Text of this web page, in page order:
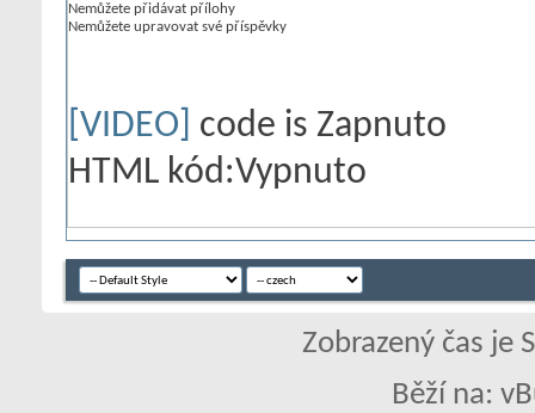
Nemůžete přidávat přílohy
Nemůžete upravovat své příspěvky
[VIDEO] code is Zapnuto
HTML kód:Vypnuto
Zobrazený čas je
Běží na: